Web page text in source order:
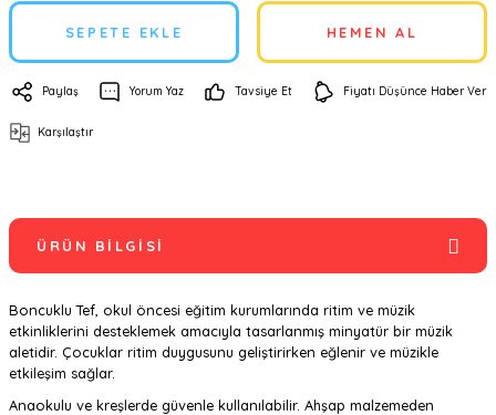
SEPETE EKLE HEMEN AL
Paylaş Yorum Yaz Tavsiye Et Fiyatı Düşünce Haber Ver
Karşılaştır
ÜRÜN BILGISI
Boncuklu Tef, okul öncesi eğitim kurumlarında ritim ve müzik
etkinliklerini desteklemek amacıyla tasarlanmış minyatür bir müzik
aletidir. Çocuklar ritim duygusunu geliştirirken eğlenir ve müzikle
etkileşim sağlar.
Anaokulu ve kreşlerde güvenle kullanılabilir. Ahşap malzemeden